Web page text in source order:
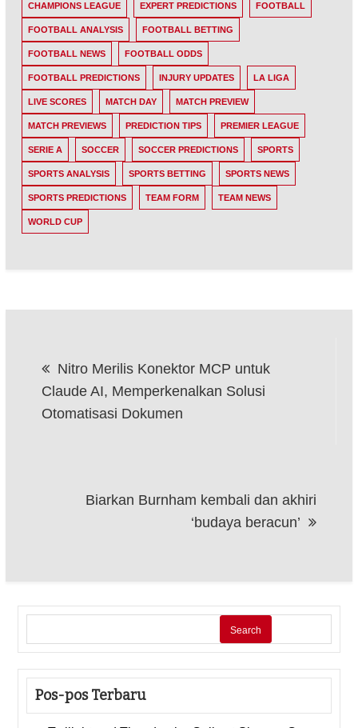
CHAMPIONS LEAGUE EXPERT PREDICTIONS FOOTBALL
FOOTBALL ANALYSIS FOOTBALL BETTING
FOOTBALL NEWS FOOTBALL ODDS
FOOTBALL PREDICTIONS INJURY UPDATES LA LIGA
LIVE SCORES MATCH DAY MATCH PREVIEW
MATCH PREVIEWS PREDICTION TIPS PREMIER LEAGUE
SERIE A SOCCER SOCCER PREDICTIONS SPORTS
SPORTS ANALYSIS SPORTS BETTING SPORTS NEWS
SPORTS PREDICTIONS TEAM FORM TEAM NEWS
WORLD CUP
navigation
Nitro Merilis Konektor MCP untuk
Claude AI, Memperkenalkan Solusi
Otomatisasi Dokumen
Biarkan Burnham kembali dan akhiri
‘budaya beracun’
Search
Pos-pos Terbaru